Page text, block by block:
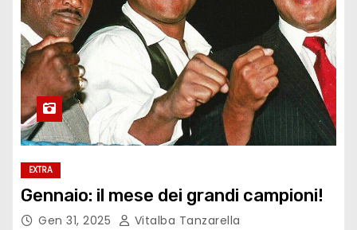
EXTRA
Gennaio: il mese dei grandi campioni!
Gen 31, 2025 Vitalba Tanzarella